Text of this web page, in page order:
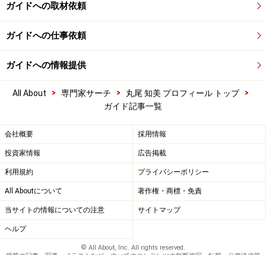
ガイドへの取材依頼
ガイドへの仕事依頼
ガイドへの情報提供
All About > 専門家サーチ > 丸尾 知美 プロフィール トップ
>
ガイド記事一覧
会社概要 採用情報
投資家情報 広告掲載
利用規約 プライバシーポリシー
All Aboutについて 著作権・商標・免責
当サイトの情報についての注意 サイトマップ
ヘルプ
© All About, Inc. All rights reserved.